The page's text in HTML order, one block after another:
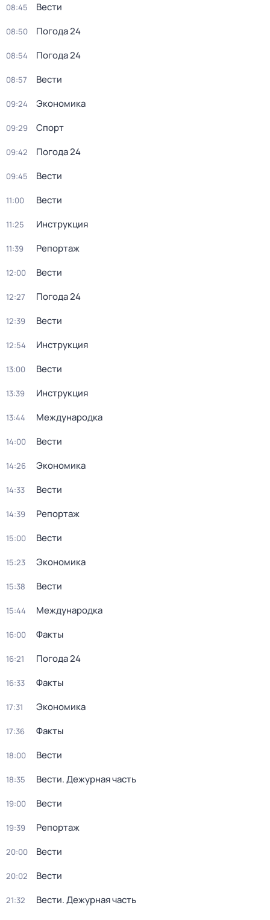
08:45 Вести
08:50 Погода 24
08:54 Погода 24
08:57 Вести
09:24 Экономика
09:29 Спорт
09:42 Погода 24
09:45 Вести
11:00 Вести
11:25 Инструкция
11:39 Репортаж
12:00 Вести
12:27 Погода 24
12:39 Вести
12:54 Инструкция
13:00 Вести
13:39 Инструкция
13:44 Международка
14:00 Вести
14:26 Экономика
14:33 Вести
14:39 Репортаж
15:00 Вести
15:23 Экономика
15:38 Вести
15:44 Международка
16:00 Факты
16:21 Погода 24
16:33 Факты
17:31 Экономика
17:36 Факты
18:00 Вести
18:35 Вести. Дежурная часть
19:00 Вести
19:39 Репортаж
20:00 Вести
20:02 Вести
21:32 Вести. Дежурная часть